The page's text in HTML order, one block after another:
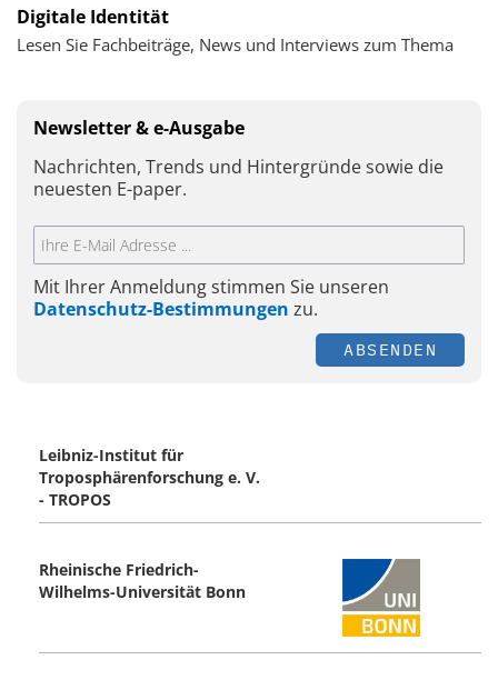
Digitale Identität
Lesen Sie Fachbeiträge, News und Interviews zum Thema
Newsletter & e-Ausgabe
Nachrichten, Trends und Hintergründe sowie die
neuesten E-paper.
Mit Ihrer Anmeldung stimmen Sie unseren
Datenschutz-Bestimmungen zu.
ABSENDEN
Leibniz-Institut für
Troposphärenforschung e. V.
- TROPOS
Rheinische Friedrich-
Wilhelms-Universität Bonn